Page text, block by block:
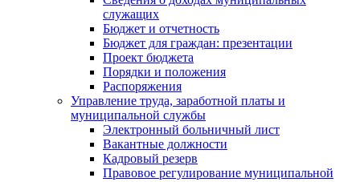
служащих
Бюджет и отчетность
Бюджет для граждан: презентации
Проект бюджета
Порядки и положения
Распоряжения
Управление труда, заработной платы и
муниципальной службы
Электронный больничный лист
Вакантные должности
Кадровый резерв
Правовое регулирование муниципальной